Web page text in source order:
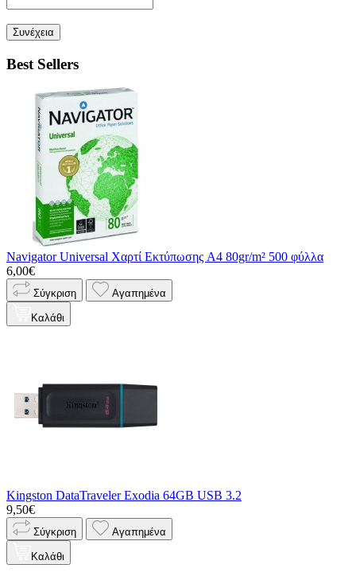
Συνέχεια
Best Sellers
Navigator Universal Χαρτί Εκτύπωσης A4 80gr/m² 500 φύλλα
6,00€
Σύγκριση Αγαπημένα
Καλάθι
Kingston DataTraveler Exodia 64GB USB 3.2
9,50€
Σύγκριση Αγαπημένα
Καλάθι